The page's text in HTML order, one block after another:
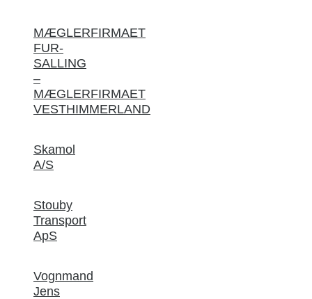
MÆGLERFIRMAET
FUR-
SALLING
–
MÆGLERFIRMAET
VESTHIMMERLAND
Skamol
A/S
Stouby
Transport
ApS
Vognmand
Jens